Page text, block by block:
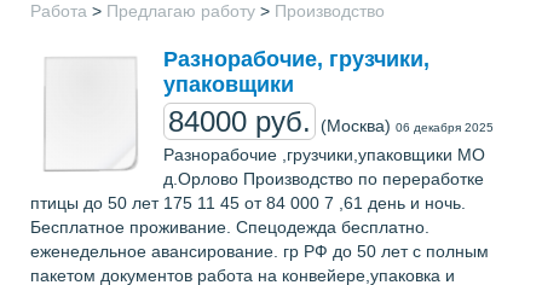
Работа > Предлагаю работу > Производство
Разнорабочие, грузчики,
упаковщики
84000 руб. (Москва) 06 декабря 2025
Разнорабочие ,грузчики,упаковщики МО
д.Орлово Производство по переработке
птицы до 50 лет 175 11 45 от 84 000 7 ,61 день и ночь.
Бесплатное проживание. Спецодежда бесплатно.
еженедельное авансирование. гр РФ до 50 лет с полным
пакетом документов работа на конвейере,упаковка и